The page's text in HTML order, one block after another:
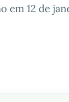
em12 de